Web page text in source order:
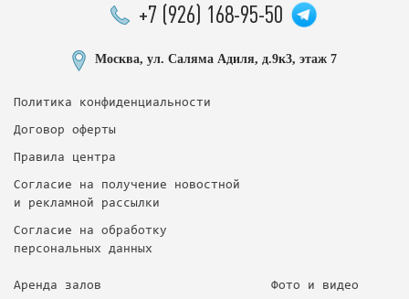
+7 (926) 168-95-50
Москва, ул. Саляма Адиля, д.9к3, этаж 7
Политика конфиденциальности
Договор оферты
Правила центра
Согласие на получение новостной
и рекламной рассылки
Согласие на обработку
персональных данных
Аренда залов Фото и видео